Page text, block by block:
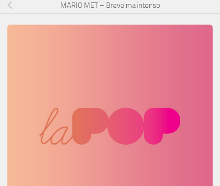
MARIO MET – Breve ma intenso